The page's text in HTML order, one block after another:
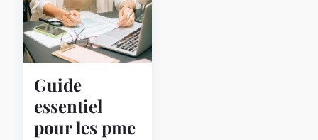
Guide
essentiel
pour les pme